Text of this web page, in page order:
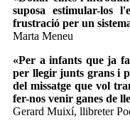
suposa estimular-los
frustració per un
Marta Meneu
«Per a infants que ja
per llegir junts grans i
del missatge que vol
fer-nos venir ganes de
Gerard Muixí, llibreter